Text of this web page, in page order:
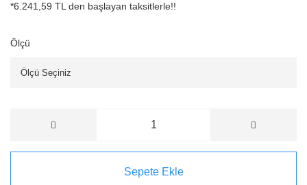
*6.241,59 TL den başlayan taksitlerle!!
Ölçü
Sepete Ekle